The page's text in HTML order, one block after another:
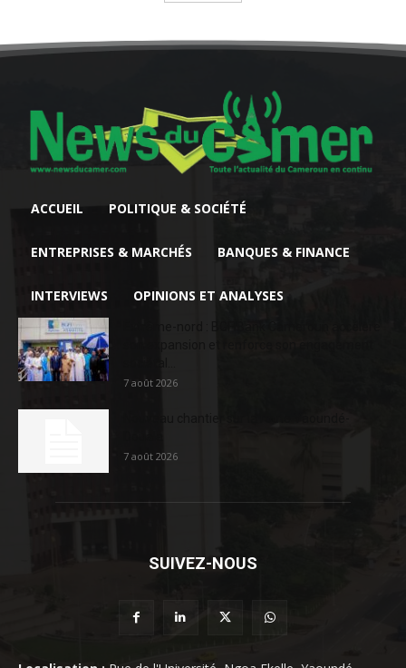
ACCUEIL POLITIQUE & SOCIÉTÉ
ENTREPRISES & MARCHÉS BANQUES & FINANCE
INTERVIEWS OPINIONS ET ANALYSES
7 août 2026
7 août 2026
SUIVEZ-NOUS